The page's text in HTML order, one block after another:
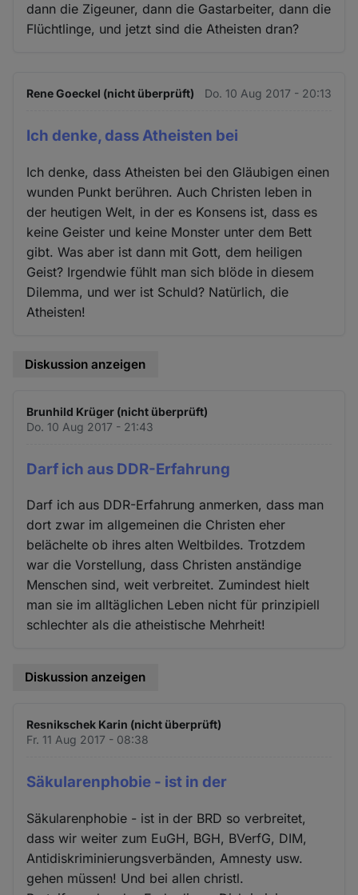
dann die Zigeuner, dann die Gastarbeiter, dann die
Flüchtlinge, und jetzt sind die Atheisten dran?
Rene Goeckel (nicht überprüft) Do. 10 Aug 2017 - 20:13
Ich denke, dass Atheisten bei
Ich denke, dass Atheisten bei den Gläubigen einen
wunden Punkt berühren. Auch Christen leben in
der heutigen Welt, in der es Konsens ist, dass es
keine Geister und keine Monster unter dem Bett
gibt. Was aber ist dann mit Gott, dem heiligen
Geist? Irgendwie fühlt man sich blöde in diesem
Dilemma, und wer ist Schuld? Natürlich, die
Atheisten!
Diskussion anzeigen
Brunhild Krüger (nicht überprüft)
Do. 10 Aug 2017 - 21:43
Darf ich aus DDR-Erfahrung
Darf ich aus DDR-Erfahrung anmerken, dass man
dort zwar im allgemeinen die Christen eher
belächelte ob ihres alten Weltbildes. Trotzdem
war die Vorstellung, dass Christen anständige
Menschen sind, weit verbreitet. Zumindest hielt
man sie im alltäglichen Leben nicht für prinzipiell
schlechter als die atheistische Mehrheit!
Diskussion anzeigen
Resnikschek Karin (nicht überprüft)
Fr. 11 Aug 2017 - 08:38
Säkularenphobie - ist in der
Säkularenphobie - ist in der BRD so verbreitet,
dass wir weiter zum EuGH, BGH, BVerfG, DIM,
Antidiskriminierungsverbänden, Amnesty usw.
gehen müssen! Und bei allen christl.